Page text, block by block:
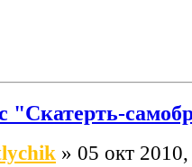
"Скатерть-
» 05 окт